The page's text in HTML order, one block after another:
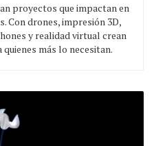
proyectos que impactan en
Con drones, impresión 3D,
y realidad virtual crean
más lo necesitan.